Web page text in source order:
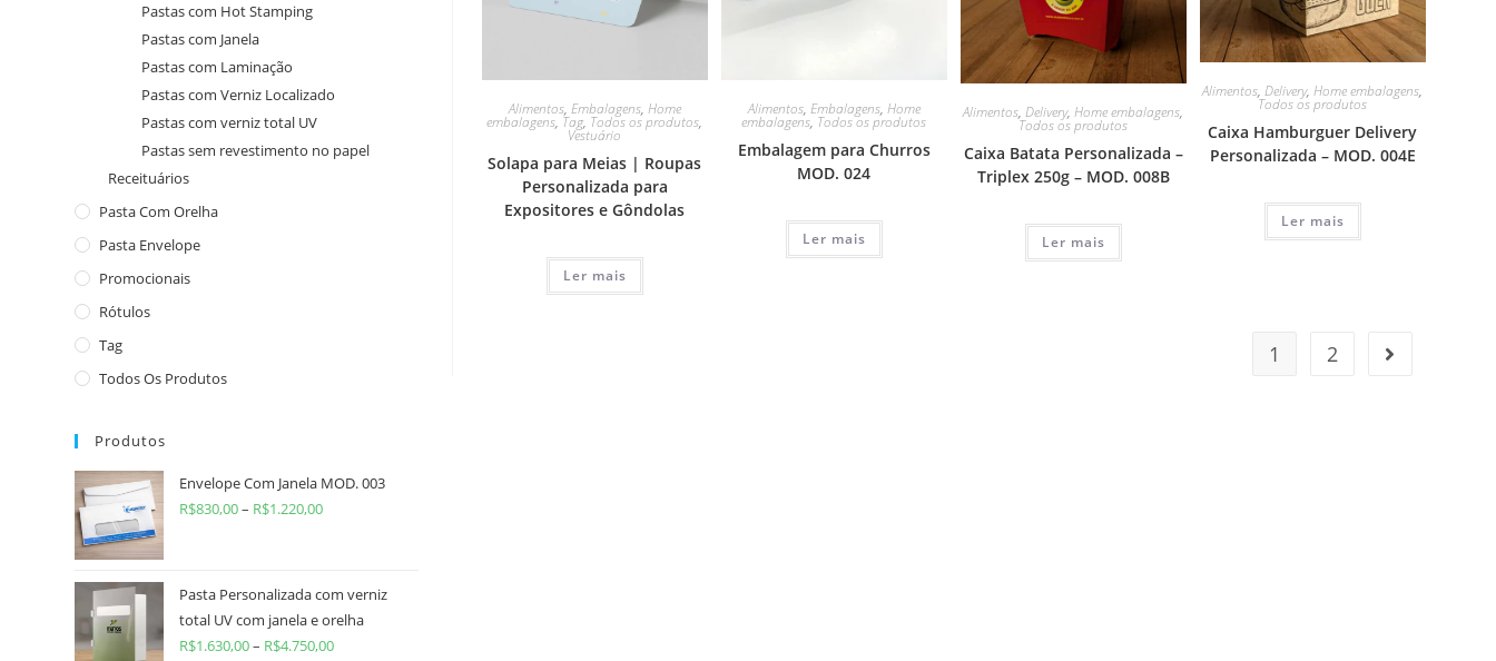
Alimentos, Embalagens, Home
embalagens, Tag, Todos os produtos,
Vestuário
Solapa para Meias | Roupas
Personalizada para
Expositores e Gôndolas
Ler mais
Alimentos, Embalagens, Home
embalagens, Todos os produtos
Embalagem para Churros
MOD. 024
Ler mais
Alimentos,Delivery,Home embalagens,
Todos os produtos
Caixa Batata Personalizada –
Triplex 250g – MOD. 008B
Ler mais
Alimentos,Delivery,Home embalagens,
Todos os produtos
Caixa Hamburguer Delivery
Personalizada – MOD. 004E
Ler mais
1 2
Pastas com Hot Stamping
Pastas com Janela
Pastas com Laminação
Pastas com Verniz Localizado
Pastas com verniz total UV
Pastas sem revestimento no papel
Receituários
Pasta Com Orelha
Pasta Envelope
Promocionais
Rótulos
Tag
Todos Os Produtos
Produtos
Envelope Com Janela MOD. 003
R$830,00– R$1.220,00
Pasta Personalizada com verniz
total UV com janela e orelha
R$1.630,00– R$4.750,00